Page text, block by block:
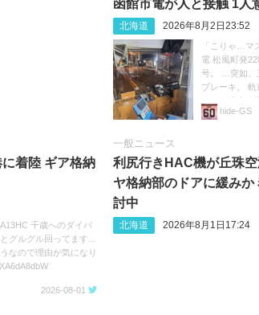
函館市電が人と接触 1人
北海道 2026年8月2日23:52
「こりゃ…マ
電 松風町発
号。 …突如、
ブレーキ。
ばらく停車の
https://t.co/
hide‐GS
着陸 ギア格納
千歳へのダイバ
グルグル回ってます...
なので理由が気になり
2026-08-01
一般ニュース
利尻行きHAC機が丘珠
ヤ格納部のドアに緩み
討中
北海道 2026年8月1日17:24